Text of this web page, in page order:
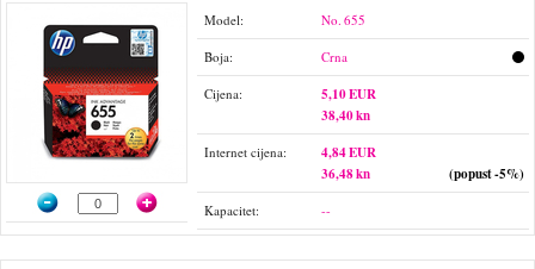
Model: No. 655
Boja: Crna
Cijena:
5,10 EUR
38,40 kn
Internet cijena:
4,84 EUR
36,48 kn
(popust -5%)
Kapacitet: --